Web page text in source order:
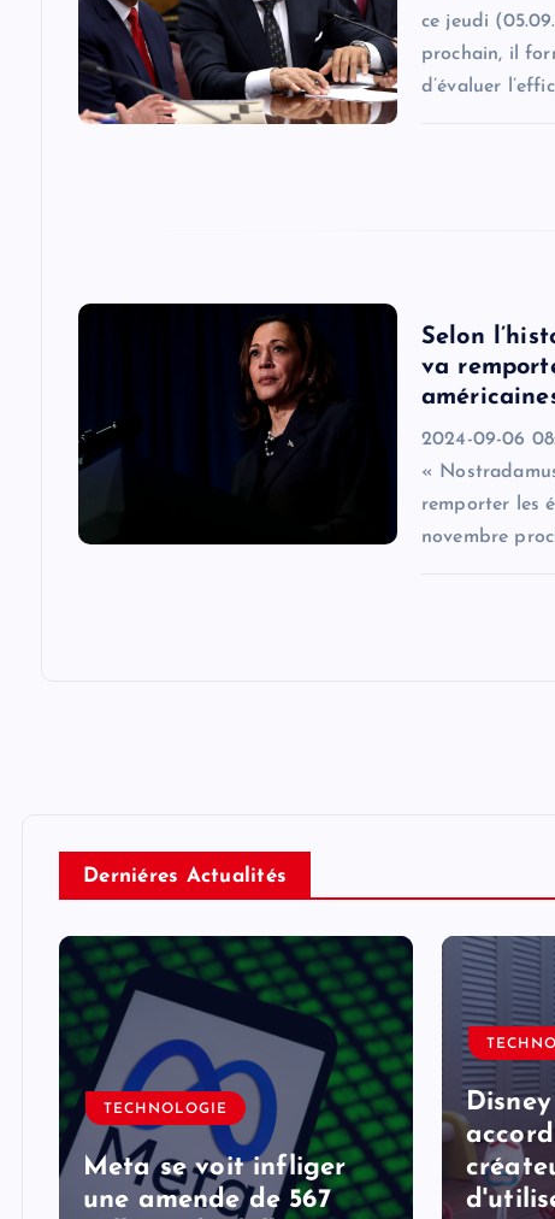
ce jeudi
prochain, il
d’évaluer
Selon
va
2024-09-06
«
remporter les
novembre
Derniéres Actualités
TECHNOLOGIE
Meta se voit infliger
une amende de 567